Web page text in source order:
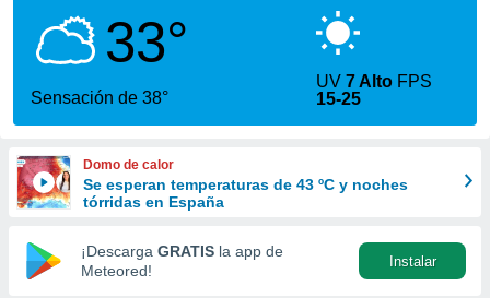
se
calidad.
a este
las
y
forma
digital
basada
33°
Sensación de 38°
UV7 Alto FPS
15-25
Domo de calor
Se esperan temperaturas de 43 ºC y noches
tórridas en España
¡Descarga GRATIS la app de
Meteored!
Instalar